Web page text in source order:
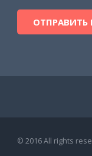
© 2016 All rights